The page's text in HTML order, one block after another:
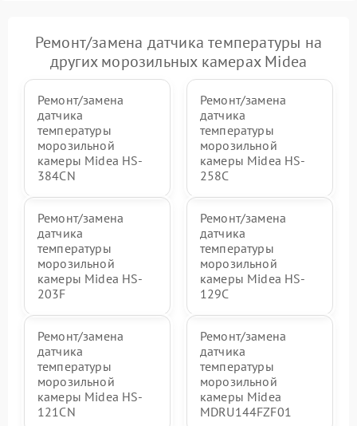
Ремонт/замена датчика температуры на
других морозильных камерах Midea
Ремонт/замена
датчика
температуры
морозильной
камеры Midea HS-
384CN
Ремонт/замена
датчика
температуры
морозильной
камеры Midea HS-
258C
Ремонт/замена
датчика
температуры
морозильной
камеры Midea HS-
203F
Ремонт/замена
датчика
температуры
морозильной
камеры Midea HS-
129C
Ремонт/замена
датчика
температуры
морозильной
камеры Midea HS-
121CN
Ремонт/замена
датчика
температуры
морозильной
камеры Midea
MDRU144FZF01